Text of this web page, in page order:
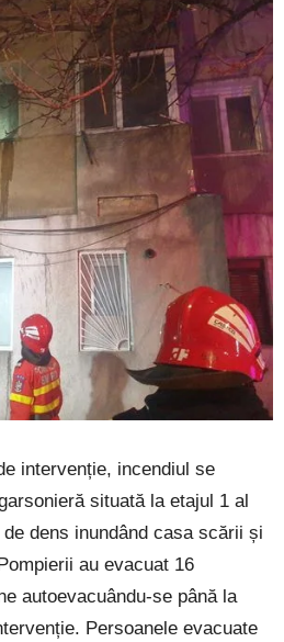
intervenție, incendiul se
situată la etajul 1 al
dens inundând casa scării și
au evacuat 16
autoevacuându-se până la
Persoanele evacuate